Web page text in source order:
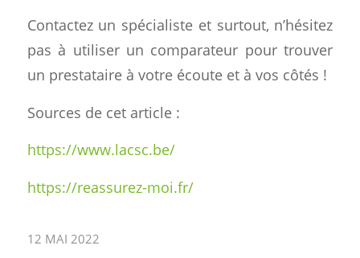
Contactez un spécialiste et surtout, n’hésitez
pas à utiliser un comparateur pour trouver
un prestataire à votre écoute et à vos côtés !
Sources de cet article :
https://www.lacsc.be/
https://reassurez-moi.fr/
12 MAI 2022